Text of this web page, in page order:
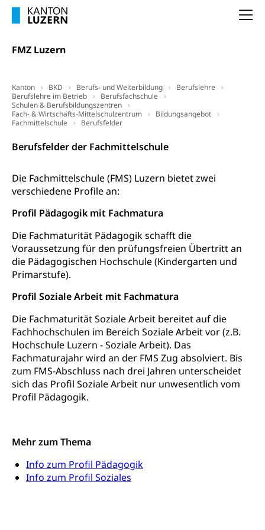
FMZ Luzern
Kanton BKD Berufs- und Weiterbildung
Berufslehre
Berufslehre im Betrieb
Berufsfachschule
Schulen & Berufsbildungszentren
Fach- & Wirtschafts-Mittelschulzentrum
Bildungsangebot
Fachmittelschule
Berufsfelder
Berufsfelder der Fachmittelschule
Die Fachmittelschule (FMS) Luzern bietet zwei
verschiedene Profile an:
Profil Pädagogik mit Fachmatura
Die Fachmaturität Pädagogik schafft die
Voraussetzung für den prüfungsfreien Übertritt an
die Pädagogischen Hochschule (Kindergarten und
Primarstufe).
Profil Soziale Arbeit mit Fachmatura
Die Fachmaturität Soziale Arbeit bereitet auf die
Fachhochschulen im Bereich Soziale Arbeit vor (z.B.
Hochschule Luzern - Soziale Arbeit). Das
Fachmaturajahr wird an der FMS Zug absolviert. Bis
zum FMS-Abschluss nach drei Jahren unterscheidet
sich das Profil Soziale Arbeit nur unwesentlich vom
Profil Pädagogik.
Mehr zum Thema
Info zum Profil Pädagogik
Info zum Profil Soziales
Arbeitslosenentschädigung (WAS Luzern)
Unterstützung der Wirtschaftsförderung
Selbständige (WAS Luzern)
Pensionierung
Vorsorge, Altersvorsorge
LUPK - Luzerner Pensionskasse
Altersvorsorge (gruezi.lu.ch)
Bildung und Forschung
Wissenschaftsförderung
Forschungsförderung, Wissenschaftsmarketing,
Wissenschaft, Forschung, Entwicklung, Projekte
Pilotprojekte Klima
Wald
Projektförderung Universität Luzern unilu
Erwachsenenbildung und Weiterbildung
Nachdiplomstudium, Zusatzlehre, Höhere
Berufsbildung, Berufsmatura nach Lehre,
Neuorientierung, Grundkompetenzen,
Berufsberatung, Standortbestimmung,
Studienberatung, Beratung und Unterstützung,
Berufsabschluss für Erwachsene
Erwachsenenmatura
Bildungsgutscheine Grundkompetenzen
Bildung & Berufsabschluss für Erwachsene
Fachperson Betreuung (verkürzte
Grundbildung)
Fachperson Gesundheit (verkürzte
Berufsberatung (berufsberatung.ch)
Grundkompetenzen (einfach-besser.ch)
Bildung & Berufsabschluss für Erwachsene
Berufliche Grundbildung
Lehre, Berufsfachschule, Lehrbetrieb, Lehrvertrag,
Berufsberatung, Qualifikationsverfahren,
Berufswahl & Berufsberatung, Schnupperlehre und
Lehrstellensuche, Berufsmaturität,
Brückenangebote, Zugewanderte & Arbeitsmarkt,
Fachstelle Berufsbildung
Schulen und Berufsbildungszentren
Fremdsprachen in der Berufslehre –
Informationen für Lernende und Gesetzliche
Vertreter
Hochschule Fachhochschule
Campus Horw (HSLU)
Fachstelle Hochschulbildung
Mittelschulen
Gymnasium, Handelsmittelschule, Sekundarstufe II,
Kantonsschule, Fachmittelschule, Fachmatura,
Fachklasse Grafik Luzern, Berufsmatura,